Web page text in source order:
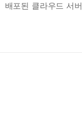
배포된 클라우드 서버